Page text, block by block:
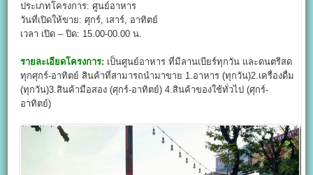
ประเภทโครงการ: ศูนย์อาหาร
วันที่เปิดให้ขาย: ศุกร์, เสาร์, อาทิตย์
เวลา เปิด – ปิด: 15.00-00.00 น.
รายละเอียดโครงการ: เป็นศูนย์อาหาร ที่มีลานเบียร์ทุกวัน และดนตรีสด
ทุกศุกร์​-อาทิตย์ สินค้าที่สามารถนำมาขาย 1.อาหาร (ทุกวัน)​2.เครื่องดื่ม
(ทุกวัน)​3.สินค้ามือสอง (ศุกร์-อาทิตย์) 4.สินค้า​ของใช้ทั่วไป (ศุกร์-
อาทิตย์)​